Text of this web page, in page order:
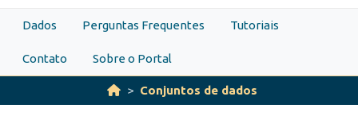
Dados Perguntas Frequentes Tutoriais
Contato Sobre o Portal
Conjuntos de dados